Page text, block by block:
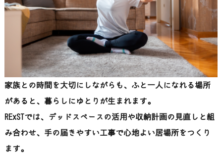
家族との時間を大切にしながらも、ふと一人になれる場所
があると、暮らしにゆとりが生まれます。
RExSTでは、デッドスペースの活用や収納計画の見直しと組
み合わせ、手の届きやすい工事で心地よい居場所をつくり
ます。